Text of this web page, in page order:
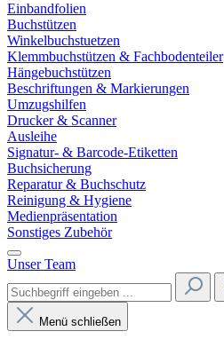
Einbandfolien
Buchstützen
Winkelbuchstuetzen
Klemmbuchstützen & Fachbodenteiler
Hängebuchstützen
Beschriftungen & Markierungen
Umzugshilfen
Drucker & Scanner
Ausleihe
Signatur- & Barcode-Etiketten
Buchsicherung
Reparatur & Buchschutz
Reinigung & Hygiene
Medienpräsentation
Sonstiges Zubehör
Unser Team
Menü schließen